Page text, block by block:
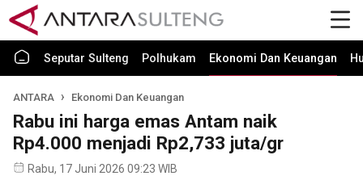
Seputar Sulteng Polhukam Ekonomi Dan Keuangan
ANTARA Ekonomi Dan Keuangan
Rabu ini harga emas Antam naik
Rp4.000 menjadi Rp2,733 juta/gr
Rabu, 17 Juni 2026 09:23 WIB